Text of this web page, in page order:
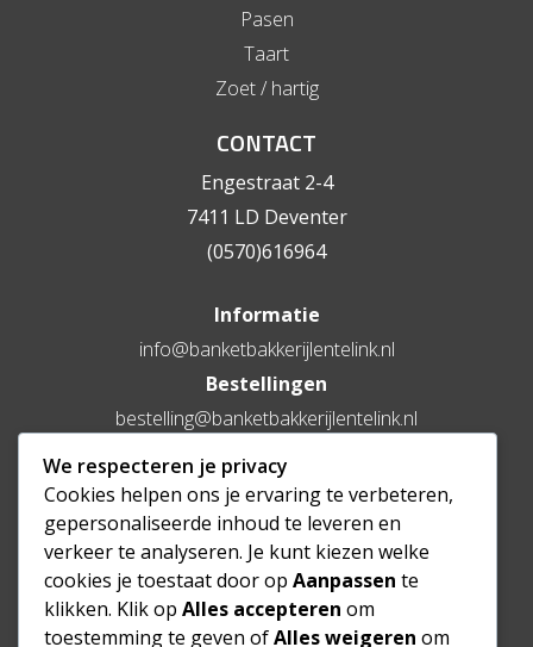
Pasen
Taart
Zoet / hartig
CONTACT
Engestraat 2-4
7411 LD Deventer
(0570)616964
Informatie
info@banketbakkerijlentelink.nl
Bestellingen
bestelling@banketbakkerijlentelink.nl
OPENINGSTIJDEN
Maandag
Gesloten
Dinsdag t/m vrijdag
09:00 – 17:30
Zaterdag
09:00 – 17:00
We respecteren je privacy
Cookies helpen ons je ervaring te verbeteren,
gepersonaliseerde inhoud te leveren en
verkeer te analyseren. Je kunt kiezen welke
cookies je toestaat door op Aanpassen te
klikken. Klik op Alles accepteren om
toestemming te geven ofAlles weigeren om